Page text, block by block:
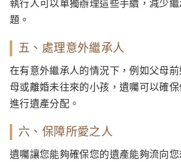
執行人可以單獨辦理這些手續，減少
題。
五、處理意外繼承人
在有意外繼承人的情況下，例如父母
母或離婚未往來的小孩，遺囑可以確
進行遺產分配。
六、保障所愛之人
遺囑讓您能夠確保您的遺產能夠流向